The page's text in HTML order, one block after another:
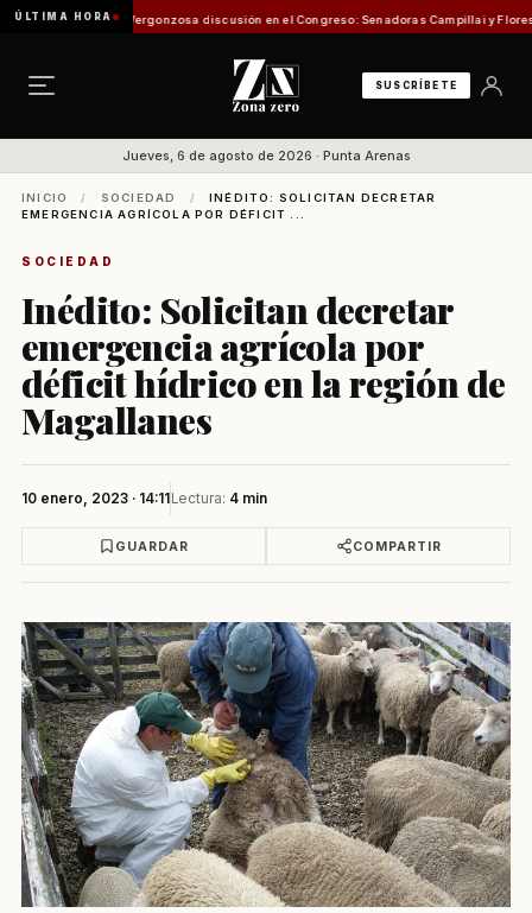
ÚLTIMA HORA
de Pesca Vergonzosa discusión en el Congreso: Senadoras Campillai y Flores se
SUSCRÍBETE
Jueves, 6 de agosto de 2026 · Punta Arenas
INICIO / SOCIEDAD /
INÉDITO: SOLICITAN DECRETAR
EMERGENCIA AGRÍCOLA POR DÉFICIT ...
SOCIEDAD
Inédito: Solicitan decretar
emergencia agrícola por
déficit hídrico en la región de
Magallanes
10 enero, 2023 · 14:11Lectura: 4 min
GUARDAR COMPARTIR